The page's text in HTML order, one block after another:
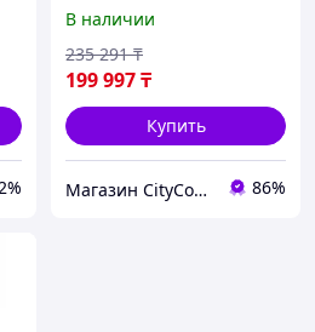
В наличии
199 997₸
235 291 ₸
Купить
Магазин CityCom.kz +7-727-250-1209 86%